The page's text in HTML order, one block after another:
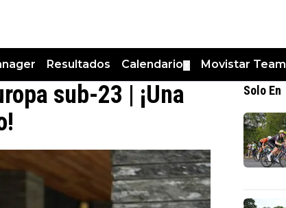
Resultados Calendario Movistar Team
sub-23 | ¡Una
Solo En